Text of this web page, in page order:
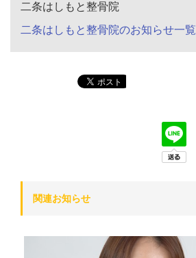
二条はしもと整骨院
二条はしもと整骨院のお知らせ一覧
関連お知らせ